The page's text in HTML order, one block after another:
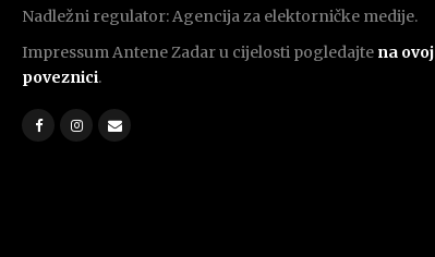
Nadležni regulator: Agencija za elektorničke medije.
Impressum Antene Zadar u cijelosti pogledajte na ovoj
poveznici.